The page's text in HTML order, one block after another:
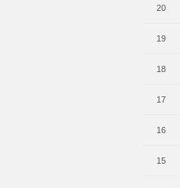
20
19
18
17
16
15